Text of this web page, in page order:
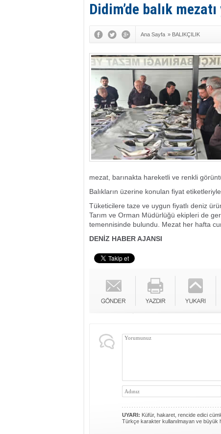
Didim’de balık
Ana Sayfa » BALIKÇILIK
mezat, barınakta hareketli ve renkli
Balıkların üzerine konulan fiyat
Tüketicilere taze ve uygun fiyatlı deniz
Tarım ve Orman Müdürlüğü ekipleri de
temennisinde bulundu. Mezat her hafta
DENİZ HABER AJANSI
UYARI: Küfür, hakaret, rencide edici
Türkçe karakter kullanılmayan ve büyük